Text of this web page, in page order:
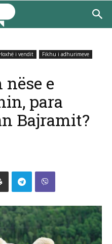
i vendit
Fikhu i adhurimeve
e
para
Bajramit?